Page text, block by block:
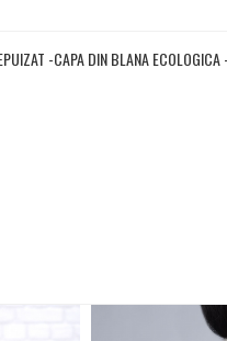
-CAPA DIN BLANA